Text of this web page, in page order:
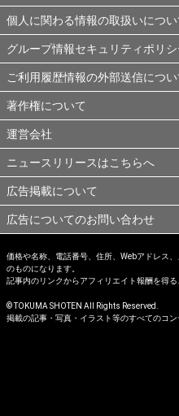
個人に関わる情報の取扱いについ
グループ情報セキュリティポリシ
ご利用履歴情報の外部送信につい
著作権について
運営会社
ニュースリリースはこちらへ
広告掲載について
広告についてのお問い合わせ
価格や名称、電話番号、住所、Webアドレス
のものになります。
記事内のリンクからアフィリエイト報酬を得る
© TOKUMA SHOTEN All Rights Reserved.
掲載の記事・写真・イラスト等のすべてのコ